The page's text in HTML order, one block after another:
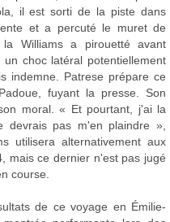
il est sorti de la piste dans
et a percuté le muret de
Williams a pirouetté avant
choc latéral potentiellement
indemne. Patrese prépare ce
fuyant la presse. Son
moral. « Et pourtant, j'ai la
devrais pas m'en plaindre »,
utilisera alternativement aux
mais ce dernier n'est pas jugé
course.
de ce voyage en Émilie-